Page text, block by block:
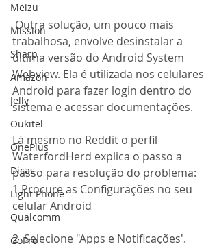
Meizu
Mission
Sharp
Amazon
Jelly
Oukitel
OnePlus
Dicas
Light Phone
Qualcomm
GoPro
Outra solução, um pouco mais
trabalhosa, envolve desinstalar a
última versão do Android System
Webview. Ela é utilizada nos celulares
Android para fazer login dentro do
sistema e acessar documentações.
Lá mesmo no Reddit o perfil
WaterfordHerd explica o passo a
passo para resolução do problema:
1 Procure as Configurações no seu
celular Android
2  Selecione "Apps e Notificações'.